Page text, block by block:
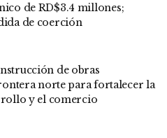
de RD$3.4 millones;
de coerción
de obras
norte para fortalecer la
y el comercio